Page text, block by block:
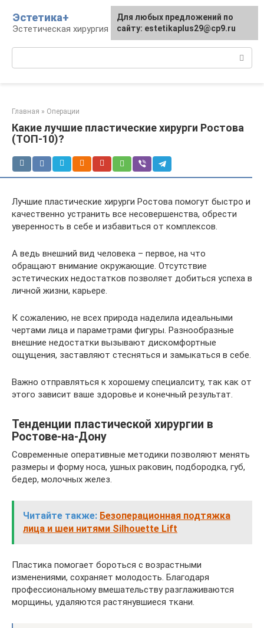
контенту
Эстетика+
Эстетическая хирургия и косметология
Главная » Операции
Какие лучшие пластические хирурги Ростова
(ТОП-10)?
Лучшие пластические хирурги Ростова помогут быстро и
качественно устранить все несовершенства, обрести
уверенность в себе и избавиться от комплексов.
А ведь внешний вид человека – первое, на что
обращают внимание окружающие. Отсутствие
эстетических недостатков позволяет добиться успеха в
личной жизни, карьере.
К сожалению, не всех природа наделила идеальными
чертами лица и параметрами фигуры. Разнообразные
внешние недостатки вызывают дискомфортные
ощущения, заставляют стесняться и замыкаться в себе.
Важно отправляться к хорошему специалситу, так как от
этого зависит ваше здоровье и конечный результат.
Тенденции пластической хирургии в
Ростове-на-Дону
Современные оперативные методики позволяют менять
размеры и форму носа, ушных раковин, подбородка, губ,
бедер, молочных желез.
Читайте также: Безоперационная подтяжка
лица и шеи нитями Silhouette Lift
Пластика помогает бороться с возрастными
изменениями, сохраняет молодость. Благодаря
профессиональному вмешательству разглаживаются
морщины, удаляются растянувшиеся ткани.
Для любых предложений по
сайту: estetikaplus29@cp9.ru